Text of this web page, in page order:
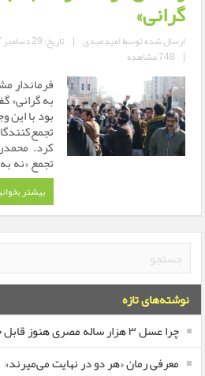
گرانی»
ارسال شده توسطامیدعبدی | تاریخ: 29 دسامبر 2017
| 748 مشاهده
فرماندار
به گرانی»
بود با این
کرد.
تجمع «نه
بیشتر
نوشته‌های تازه
چرا عسل ۳ هزار ساله‌ مصری هنوز قابل خوردن است؟
معرفی رمان «هر دو در نهایت می‌میرند»